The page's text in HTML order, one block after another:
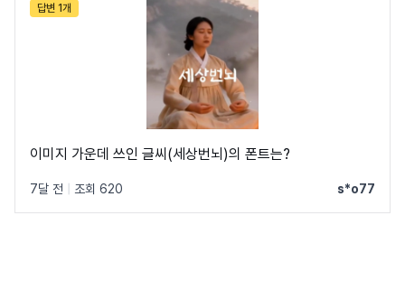
답변 1개
이미지 가운데 쓰인 글씨(세상번뇌)의 폰트는?
7달 전 조회 620 s*o77